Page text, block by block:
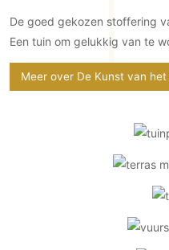
Aluminium deuren
Houten deuren
Stalen deuren
De goed gekozen stoffering
Een tuin om gelukkig van te
Meer over De Kunst van het